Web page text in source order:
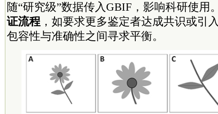
随“研究级”数据传入GBIF，影响科研使用
证流程 ，如要求更多鉴定者达成共识或引
包容性与准确性之间寻求平衡。